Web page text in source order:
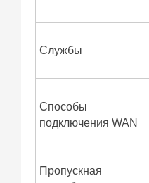
Службы
Способы
подключения WAN
Пропускная